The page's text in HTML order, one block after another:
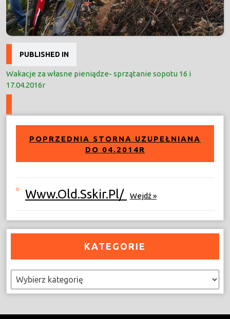
Nawigacja
wpisu
PUBLISHED IN
Wakacje za własne pieniądze- sprzątanie sopotu 16 i
17.04.2016r
POPRZEDNIA STORNA UZUPEŁNIANA
DO 04.2014R
Www.old.sskir.pl/ Wejdź »
KATEGORIE
Kategorie